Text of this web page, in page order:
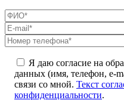
Я даю согласие на
данных (имя, телефон, e-
связи со мной. Текст
конфиденциальности.